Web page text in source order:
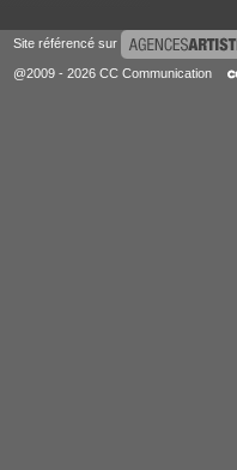
Site référencé sur
@2009 - 2026 CC Communication